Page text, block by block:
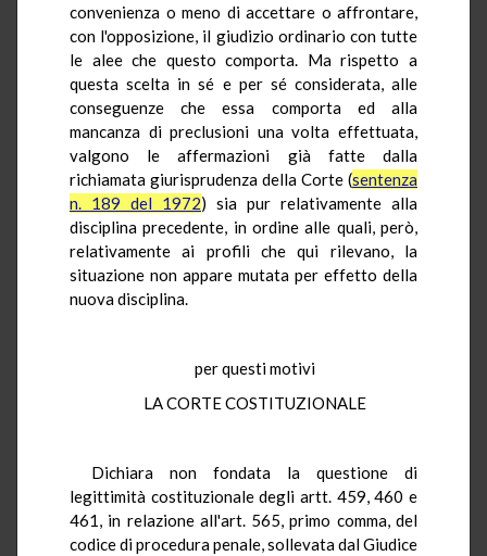
convenienza o meno di accettare o affrontare,
con l'opposizione, il giudizio ordinario con tutte
le alee che questo comporta. Ma rispetto a
questa scelta in sé e per sé considerata, alle
conseguenze che essa comporta ed alla
mancanza di preclusioni una volta effettuata,
valgono le affermazioni già fatte dalla
richiamata giurisprudenza della Corte (sentenza
n. 189 del 1972) sia pur relativamente alla
disciplina precedente, in ordine alle quali, però,
relativamente ai profili che qui rilevano, la
situazione non appare mutata per effetto della
nuova disciplina.
per questi motivi
LA CORTE COSTITUZIONALE
Dichiara non fondata la questione di
legittimità costituzionale degli artt. 459, 460 e
461, in relazione all'art. 565, primo comma, del
codice di procedura penale, sollevata dal Giudice